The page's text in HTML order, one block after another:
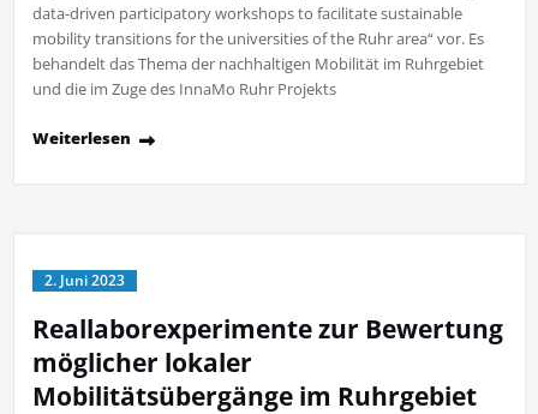
data-driven participatory workshops to facilitate sustainable
mobility transitions for the universities of the Ruhr area“ vor. Es
behandelt das Thema der nachhaltigen Mobilität im Ruhrgebiet
und die im Zuge des InnaMo Ruhr Projekts
Weiterlesen
2. Juni 2023
Reallaborexperimente zur Bewertung
möglicher lokaler
Mobilitätsübergänge im Ruhrgebiet